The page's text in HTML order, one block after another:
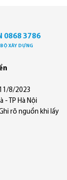
0868 3786
XÂY DỰNG
8/2023
- TP Hà Nội
rõ nguồn khi lấy